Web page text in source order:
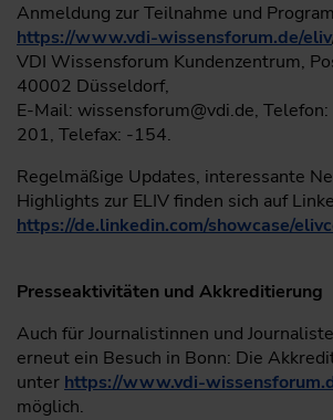
Anmeldung zur Teilnahme und
https://www.vdi-wissensforum.de/eliv
VDI Wissensforum Kundenzentrum,
40002 Düsseldorf,
E-Mail: wissensforum@vdi.de,
201, Telefax: -154.
Regelmäßige Updates, interessante
Highlights zur ELIV finden sich auf
https://de.linkedin.com/showcase/
Presseaktivitäten und Akkreditierung
Auch für Journalistinnen und
erneut ein Besuch in Bonn: Die
unter https://www.vdi-
möglich.